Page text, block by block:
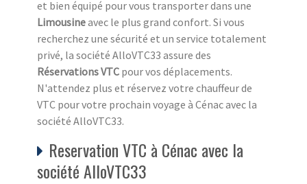
et bien équipé pour vous transporter dans une
Limousineavec le plus grand confort. Si vous
recherchez une sécurité et un service totalement
privé, la société AlloVTC33 assure des
Réservations VTC pour vos déplacements.
N'attendez plus et réservez votre chauffeur de
VTC pour votre prochain voyage à Cénac avec la
société AlloVTC33.
Reservation VTC à Cénac avec la
société AlloVTC33